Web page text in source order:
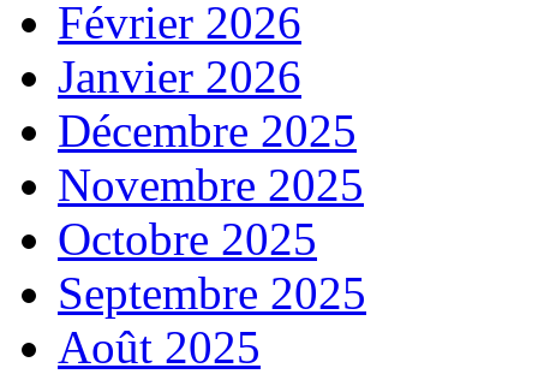
Février 2026
Janvier 2026
Décembre 2025
Novembre 2025
Octobre 2025
Septembre 2025
Août 2025